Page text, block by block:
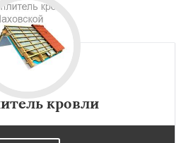
кровли